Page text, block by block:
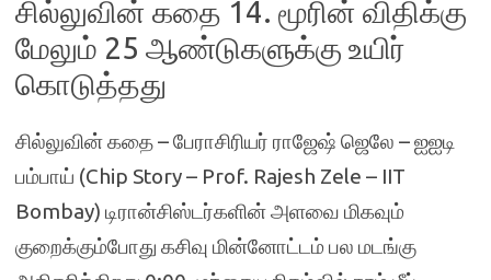
சில்லுவின் கதை 14. மூரின் விதிக்கு
மேலும் 25 ஆண்டுகளுக்கு உயிர்
கொடுத்தது
சில்லுவின் கதை – பேராசிரியர் ராஜேஷ் ஜெலே – ஐஐடி
பம்பாய் (Chip Story – Prof. Rajesh Zele – IIT
Bombay) டிரான்சிஸ்டர்களின் அளவை மிகவும்
குறைக்கும்போது கசிவு மின்னோட்டம் பல மடங்கு